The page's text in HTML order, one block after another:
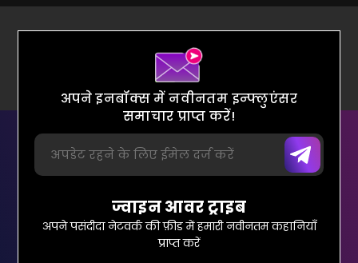
अपने इनबॉक्स में नवीनतम इन्फ्लुएंसर
समाचार प्राप्त करें!
ज्वाइन आवर ट्राइब
अपने पसंदीदा नेटवर्क की फ़ीड में हमारी नवीनतम कहानियाँ
प्राप्त करें